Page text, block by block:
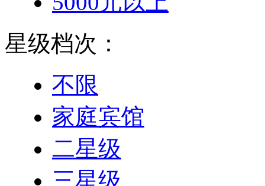
星级档次：
不限
家庭宾馆
二星级
三星级